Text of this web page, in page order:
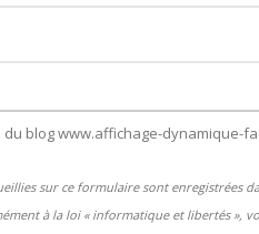
du blog www.affichage-dynamique-
sur ce formulaire sont enregistrées
à la loi « informatique et libertés »,